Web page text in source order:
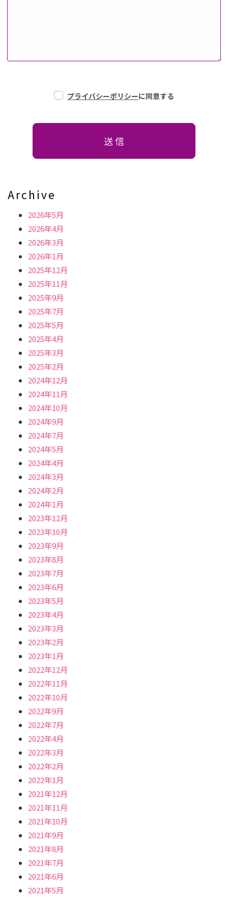
プライバシーポリシーに同意する
Archive
2026年5月
2026年4月
2026年3月
2026年1月
2025年12月
2025年11月
2025年9月
2025年7月
2025年5月
2025年4月
2025年3月
2025年2月
2024年12月
2024年11月
2024年10月
2024年9月
2024年7月
2024年5月
2024年4月
2024年3月
2024年2月
2024年1月
2023年12月
2023年10月
2023年9月
2023年8月
2023年7月
2023年6月
2023年5月
2023年4月
2023年3月
2023年2月
2023年1月
2022年12月
2022年11月
2022年10月
2022年9月
2022年7月
2022年4月
2022年3月
2022年2月
2022年1月
2021年12月
2021年11月
2021年10月
2021年9月
2021年8月
2021年7月
2021年6月
2021年5月